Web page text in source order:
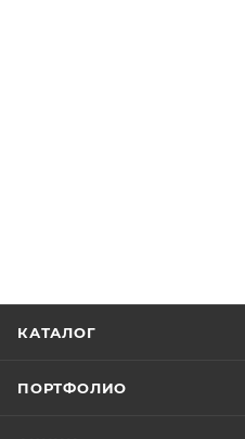
КАТАЛОГ
ПОРТФОЛИО